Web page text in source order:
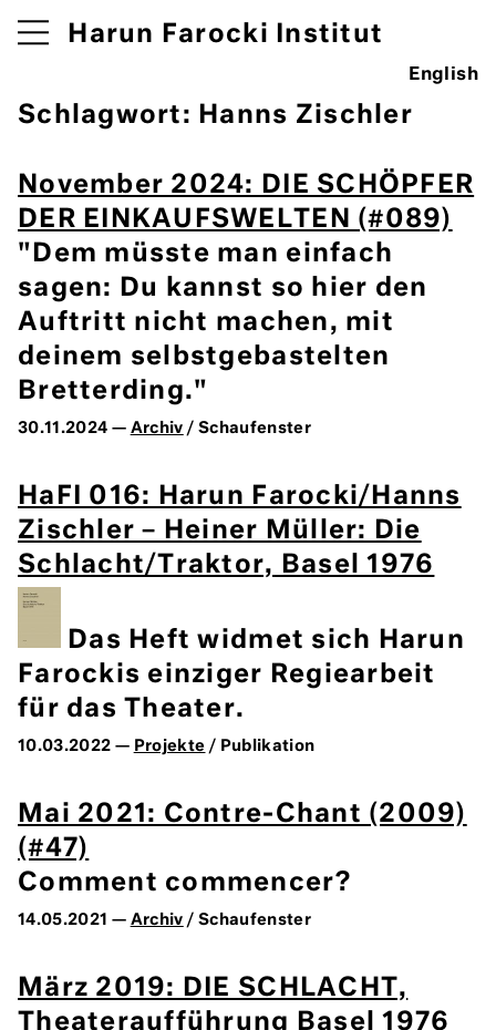
Harun Farocki Institut
English
Schlagwort: Hanns Zischler
November 2024: DIE SCHÖPFER
DER EINKAUFSWELTEN (#089)
"Dem müsste man einfach
sagen: Du kannst so hier den
Auftritt nicht machen, mit
deinem selbstgebastelten
Bretterding."
30.11.2024 — Archiv / Schaufenster
HaFI 016: Harun Farocki/Hanns
Zischler – Heiner Müller: Die
Schlacht/Traktor, Basel 1976
Das Heft widmet sich Harun
Farockis einziger Regiearbeit
für das Theater.
10.03.2022 — Projekte / Publikation
Mai 2021: Contre-Chant (2009)
(#47)
Comment commencer?
14.05.2021 — Archiv / Schaufenster
März 2019: DIE SCHLACHT,
Theateraufführung Basel 1976